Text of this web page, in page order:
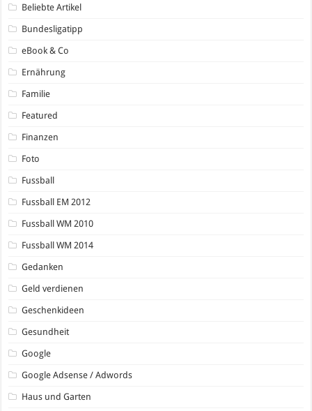
Beliebte Artikel
Bundesligatipp
eBook & Co
Ernährung
Familie
Featured
Finanzen
Foto
Fussball
Fussball EM 2012
Fussball WM 2010
Fussball WM 2014
Gedanken
Geld verdienen
Geschenkideen
Gesundheit
Google
Google Adsense / Adwords
Haus und Garten